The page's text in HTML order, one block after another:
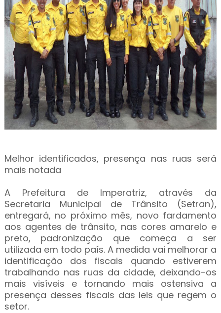
Melhor identificados, presença nas ruas será
mais notada
A Prefeitura de Imperatriz, através da
Secretaria Municipal de Trânsito (Setran),
entregará, no próximo mês, novo fardamento
aos agentes de trânsito, nas cores amarelo e
preto, padronização que começa a ser
utilizada em todo país. A medida vai melhorar a
identificação dos fiscais quando estiverem
trabalhando nas ruas da cidade, deixando-os
mais visíveis e tornando mais ostensiva a
presença desses fiscais das leis que regem o
setor.